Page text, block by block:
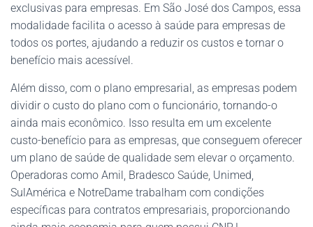
exclusivas para empresas. Em São José dos Campos, essa
modalidade facilita o acesso à saúde para empresas de
todos os portes, ajudando a reduzir os custos e tornar o
benefício mais acessível.
Além disso, com o plano empresarial, as empresas podem
dividir o custo do plano com o funcionário, tornando-o
ainda mais econômico. Isso resulta em um excelente
custo-benefício para as empresas, que conseguem oferecer
um plano de saúde de qualidade sem elevar o orçamento.
Operadoras como Amil, Bradesco Saúde, Unimed,
SulAmérica e NotreDame trabalham com condições
específicas para contratos empresariais, proporcionando